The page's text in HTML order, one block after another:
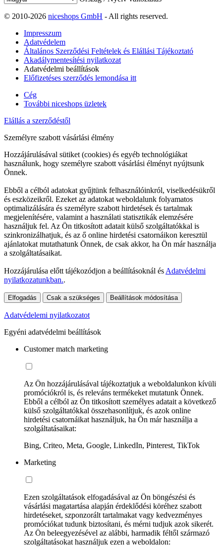
© 2010-2026 niceshops GmbH - All rights reserved.
Impresszum
Adatvédelem
Általános Szerződési Feltételek és Elállási Tájékoztató
Akadálymentesítési nyilatkozat
Adatvédelmi beállítások
Előfizetéses szerződés lemondása itt
Cég
További niceshops üzletek
Elállás a szerződéstől
Személyre szabott vásárlási élmény
Hozzájárulásával sütiket (cookies) és egyéb technológiákat
használunk, hogy személyre szabott vásárlási élményt nyújtsunk
Önnek.
Ebből a célból adatokat gyűjtünk felhasználóinkról, viselkedésükről
és eszközeikről. Ezeket az adatokat weboldalunk folyamatos
optimalizálására és személyre szabott hirdetések és tartalmak
megjelenítésére, valamint a használati statisztikák elemzésére
használjuk fel. Az Ön titkosított adatait külső szolgáltatókkal is
szinkronizálhatjuk, és az ő online hirdetési csatornáikon keresztül
ajánlatokat mutathatunk Önnek, de csak akkor, ha Ön már használja
a szolgáltatásaikat.
Hozzájárulása előtt tájékozódjon a beállításoknál és Adatvédelmi
nyilatkozatunkban..
Elfogadás Csak a szükséges Beállítások módosítása
Adatvédelemi nyilatkozatot
Egyéni adatvédelmi beállítások
Customer match marketing
Az Ön hozzájárulásával tájékoztatjuk a weboldalunkon kívüli
promóciókról is, és releváns termékeket mutatunk Önnek.
Ebből a célból az Ön titkosított személyes adatait a következő
külső szolgáltatókkal összehasonlítjuk, és azok online
hirdetési csatornáikat használjuk, ha Ön már használja a
szolgáltatásaikat:
Bing, Criteo, Meta, Google, LinkedIn, Pinterest, TikTok
Marketing
Ezen szolgáltatások elfogadásával az Ön böngészési és
vásárlási magatartása alapján érdeklődési köréhez szabott
hirdetéseket, szponzorált tartalmakat vagy kedvezményes
promóciókat tudunk biztosítani, és mérni tudjuk azok sikerét.
Az Ön beleegyezésével az alábbi, harmadik féltől származó
szolgáltatásokat használjuk ezen a weboldalon: